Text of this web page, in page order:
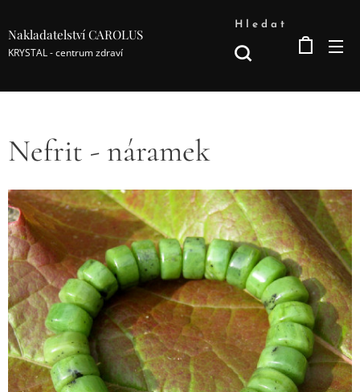
Nakladatelství CAROLUS
KRYSTAL - centrum zdraví
Hledat
Nefrit - náramek